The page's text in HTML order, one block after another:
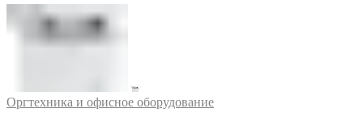
Оргтехника и офисное оборудование